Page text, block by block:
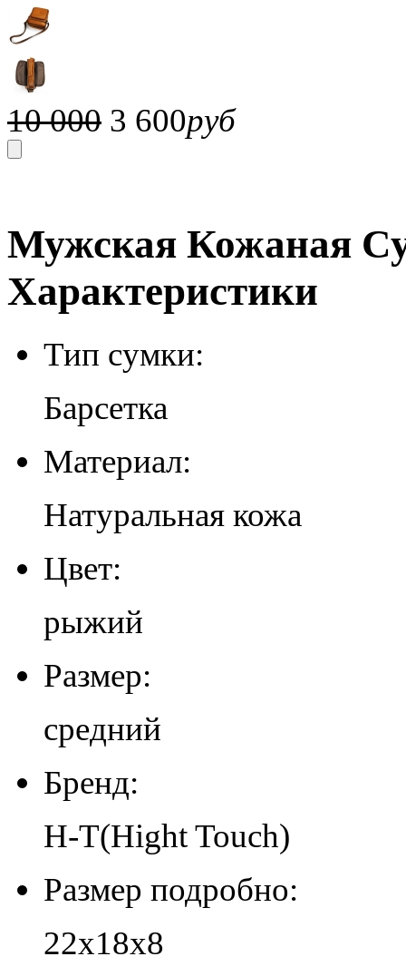
10 000 3 600руб
Мужская Кожаная
Характеристики
Тип сумки:
Барсетка
Материал:
Натуральная кожа
Цвет:
рыжий
Размер:
средний
Бренд:
H-T(Hight Touch)
Размер подробно:
22х18х8